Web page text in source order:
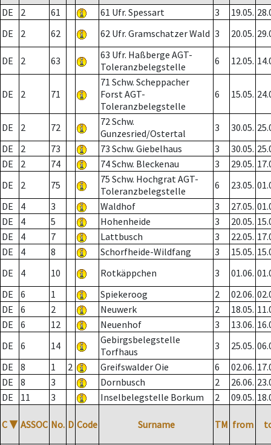
DE 2 61 61 Ufr. Spessart 3 19.05.
DE
2 62 62 Ufr. Gramschatzer Wald 3 20.05.
DE 2 63
63 Ufr. Haßberge AGT-
Toleranzbelegstelle
6 12.05.
DE 2 71
71 Schw. Scheppacher
Forst AGT-
Toleranzbelegstelle
6 15.05.
DE 2 72
72 Schw.
Gunzesried/Ostertal
3 30.05.
DE
2 73 73 Schw. Giebelhaus 3 30.05.
DE
2 74 74 Schw. Bleckenau 3 29.05.
DE
2 75
75 Schw. Hochgrat AGT-
Toleranzbelegstelle
6 23.05.
DE
4 3 Waldhof 3 27.05.
DE
4 5 Hohenheide 3 20.05.
DE
4 7 Lattbusch 3 22.05.
DE
4 8 Schorfheide-Wildfang 3 15.05.
DE
4 10 Rotkäppchen 3 01.06.
DE
6 1 Spiekeroog 2 02.06.
DE
6 2 Neuwerk 2 18.05.
DE
6 12 Neuenhof 3 13.06.
DE
6 14
Gebirgsbelegstelle
Torfhaus
3 25.05.
DE
8 1 2 Greifswalder Oie 6 02.06.
DE
8 3 Dornbusch 2 26.06.
DE
11 3 Inselbelegstelle Borkum 2 09.05.
C ▼ ASSOC No. D Code Surname TM from